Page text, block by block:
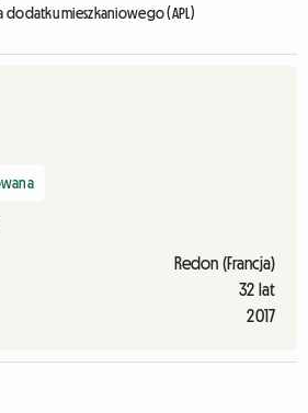
dodatku mieszkaniowego (APL)
Redon (Francja)
32 lat
2017